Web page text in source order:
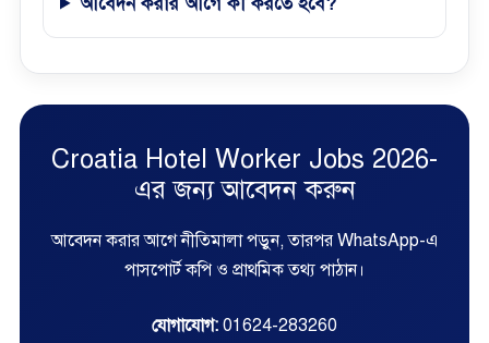
Croatia Hotel Worker Jobs 2026-
এর জন্য আবেদন করুন
আবেদন করার আগে নীতিমালা পড়ুন, তারপর WhatsApp-এ
পাসপোর্ট কপি ও প্রাথমিক তথ্য পাঠান।
যোগাযোগ: 01624-283260